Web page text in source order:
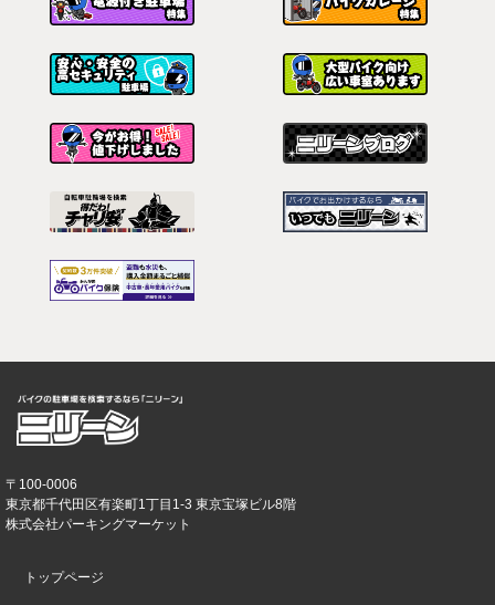
〒100-0006
東京都千代田区有楽町1丁目1-3 東京宝塚ビル8階
株式会社パーキングマーケット
トップページ